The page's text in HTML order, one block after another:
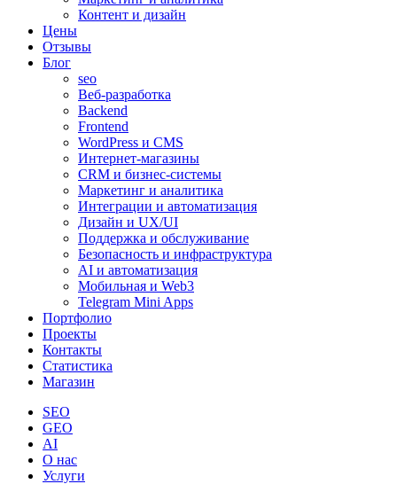
Контент и дизайн
Цены
Отзывы
Блог
seo
Веб-разработка
Backend
Frontend
WordPress и CMS
Интернет-магазины
CRM и бизнес-системы
Маркетинг и аналитика
Интеграции и автоматизация
Дизайн и UX/UI
Поддержка и обслуживание
Безопасность и инфраструктура
AI и автоматизация
Мобильная и Web3
Telegram Mini Apps
Портфолио
Проекты
Контакты
Статистика
Магазин
SEO
GEO
AI
О нас
Услуги